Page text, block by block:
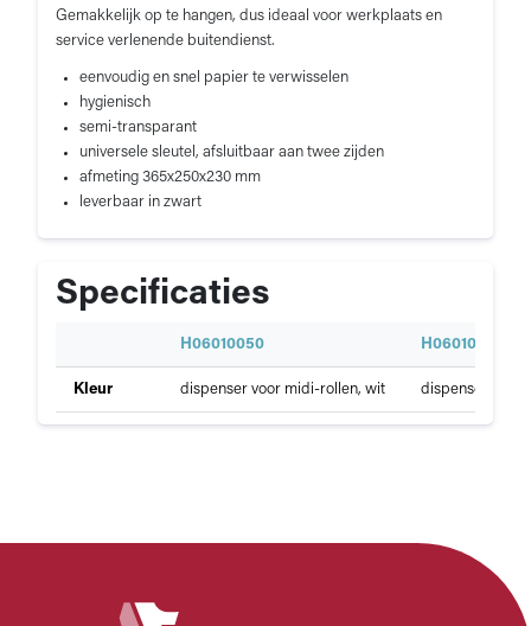
Gemakkelijk op te hangen, dus ideaal voor werkplaats en
service verlenende buitendienst.
eenvoudig en snel papier te verwisselen
hygienisch
semi-transparant
universele sleutel, afsluitbaar aan twee zijden
afmeting 365x250x230 mm
leverbaar in zwart
Specificaties
Poetspapier
p
e
c
a
H06010050 H06010051
Kleur dispenser voor midi-rollen, wit dispenser voor